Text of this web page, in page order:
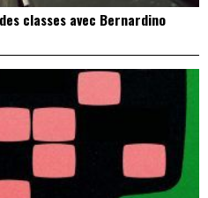
classes avec Bernardino